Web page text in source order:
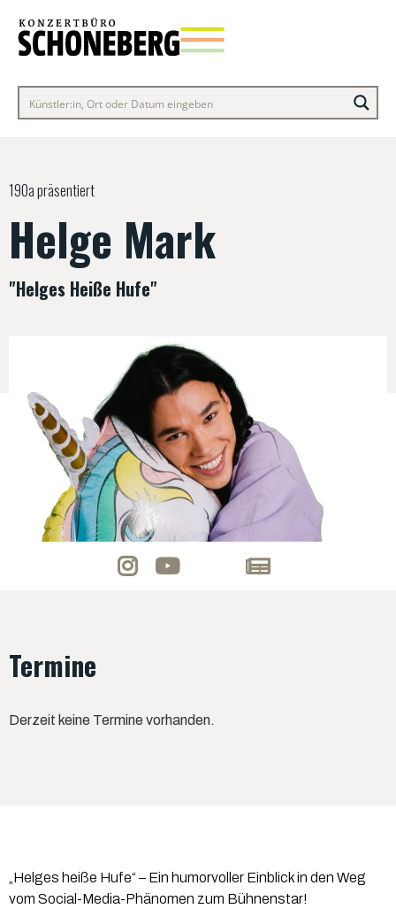
190a präsentiert
Helge Mark
"Helges Heiße Hufe"
Termine
Derzeit keine Termine vorhanden.
„Helges heiße Hufe“ – Ein humorvoller Einblick in den Weg
vom Social-Media-Phänomen zum Bühnenstar!